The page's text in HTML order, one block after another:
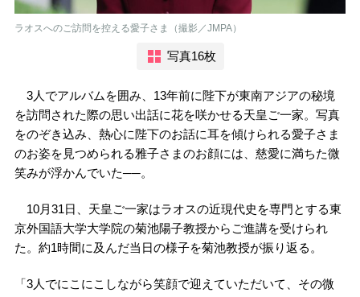
ラオスへのご訪問を控える愛子さま（撮影／JMPA）
写真16枚
3人でアルバムを囲み、13年前に陛下が東南アジアの秘境
を訪問された際の思い出話に花を咲かせる天皇ご一家。写真
をのぞき込み、熱心に陛下のお話に耳を傾けられる愛子さま
のお姿を見つめられる雅子さまのお顔には、慈愛に満ちた微
笑みが浮かんでいた──。
10月31日、天皇ご一家はラオスの近現代史を専門とする東
京外国語大学大学院の菊池陽子教授からご進講を受けられ
た。約1時間に及んだ当日の様子を菊池教授が振り返る。
「3人でにこにこしながら笑顔で迎えていただいて、その微